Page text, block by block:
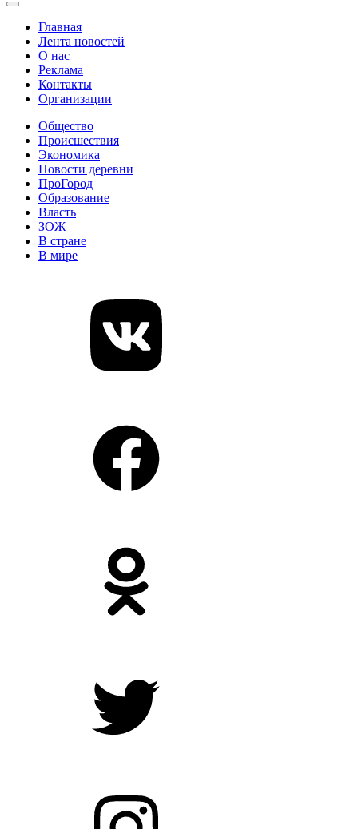
Главная
Лента новостей
О нас
Реклама
Контакты
Организации
Общество
Происшествия
Экономика
Новости деревни
ПроГород
Образование
Власть
ЗОЖ
В стране
В мире